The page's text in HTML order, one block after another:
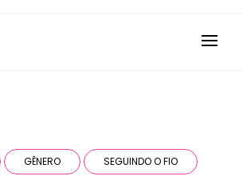
GÊNERO SEGUINDO O FIO